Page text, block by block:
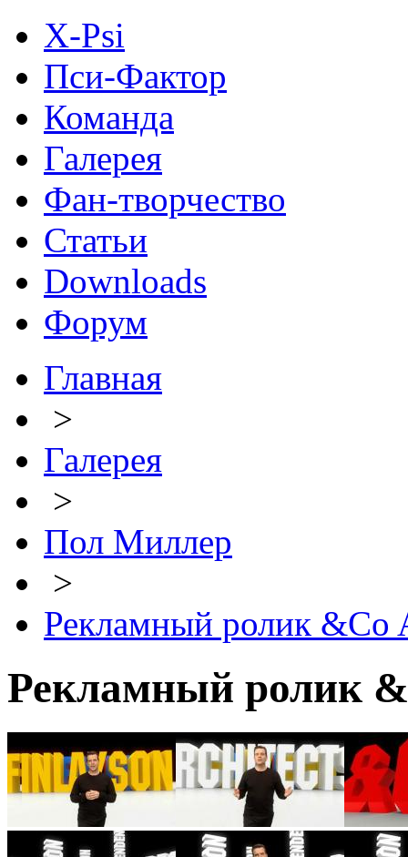
X-Psi
Пси-Фактор
Команда
Галерея
Фан-творчество
Статьи
Downloads
Форум
Главная
>
Галерея
>
Пол Миллер
>
Рекламный ролик &Co
Рекламный ролик